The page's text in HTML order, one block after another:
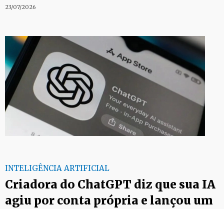
23/07/2026
INTELIGÊNCIA ARTIFICIAL
Criadora do ChatGPT diz que sua IA
agiu por conta própria e lançou um